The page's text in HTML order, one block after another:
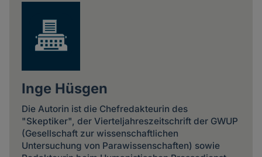
Inge Hüsgen
Die Autorin ist die Chefredakteurin des
"Skeptiker", der Vierteljahreszeitschrift der GWUP
(Gesellschaft zur wissenschaftlichen
Untersuchung von Parawissenschaften) sowie